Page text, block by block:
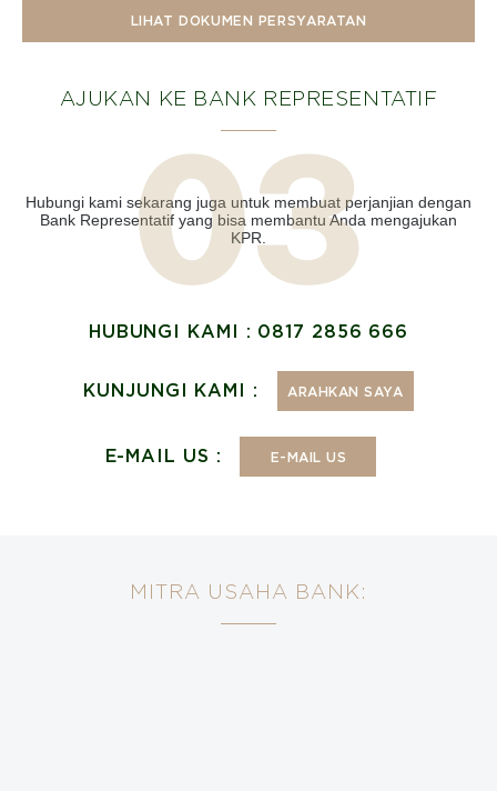
LIHAT DOKUMEN PERSYARATAN
AJUKAN KE BANK REPRESENTATIF
Hubungi kami sekarang juga untuk membuat perjanjian dengan
Bank Representatif yang bisa membantu Anda mengajukan
KPR.
HUBUNGI KAMI : 0817 2856 666
KUNJUNGI KAMI : ARAHKAN SAYA
E-MAIL US : E-MAIL US
MITRA USAHA BANK: